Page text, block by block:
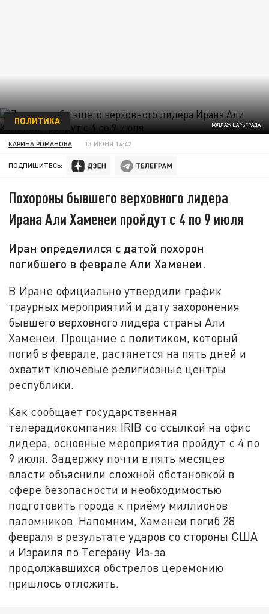
КОЛЛАЖ ЦАРЬГРАДА
ПОЛИТИКА
КАРИНА РОМАНОВА 13 ИЮНЯ 14:42
ПОДПИШИТЕСЬ:
Похороны бывшего верховного лидера
Ирана Али Хаменеи пройдут с 4 по 9 июля
Иран определился с датой похорон
погибшего в феврале Али Хаменеи.
В Иране официально утвердили график
траурных мероприятий и дату захоронения
бывшего верховного лидера страны Али
Хаменеи. Прощание с политиком, который
погиб в феврале, растянется на пять дней и
охватит ключевые религиозные центры
республики.
Как сообщает государственная
телерадиокомпания IRIB со ссылкой на офис
лидера, основные мероприятия пройдут с 4 по
9 июля. Задержку почти в пять месяцев
власти объяснили сложной обстановкой в
сфере безопасности и необходимостью
подготовить города к приёму миллионов
паломников. Напомним, Хаменеи погиб 28
февраля в результате ударов со стороны США
и Израиля по Тегерану. Из-за
продолжавшихся обстрелов церемонию
пришлось отложить.